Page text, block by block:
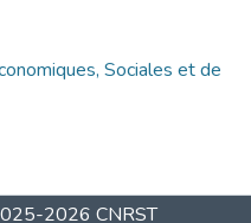
Sociales et de
2026 CNRST